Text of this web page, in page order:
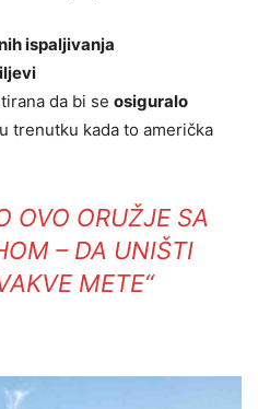
ispaljivanja
da bi se osiguralo
u trenutku kada to američka
OVO ORUŽJE SA
– DA UNIŠTI
METE“